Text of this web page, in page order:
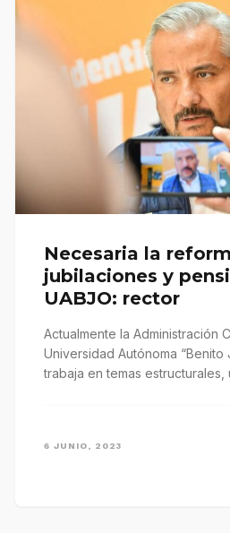
Necesaria la
jubilaciones y
UABJO: rector
Actualmente la Administración
Universidad Autónoma “Benito
trabaja en temas
6 JUNIO, 2023